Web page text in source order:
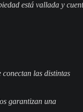
está vallada y
las distintas
garantizan una